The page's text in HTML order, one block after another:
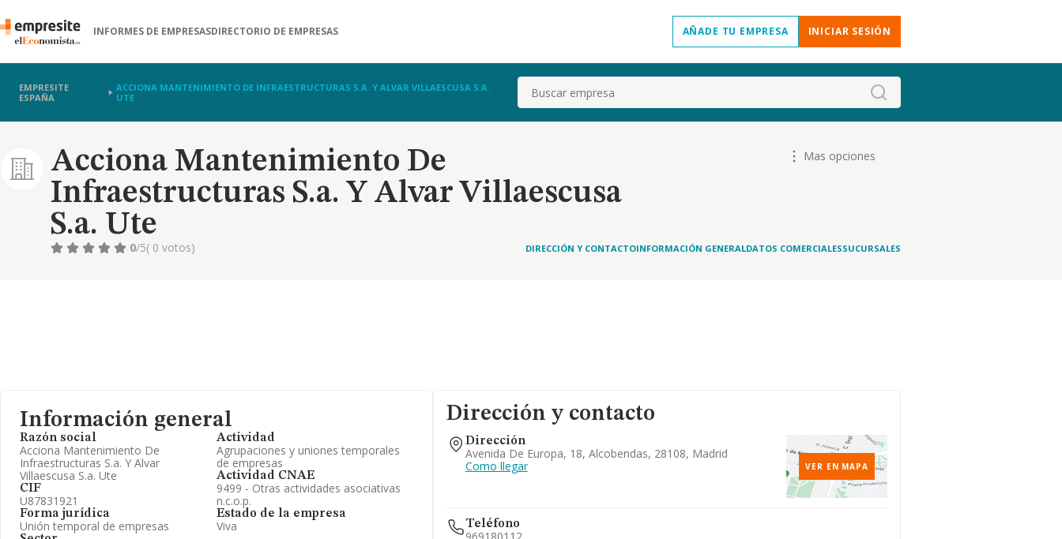
INFORMES DE EMPRESASDIRECTORIO DE EMPRESAS AÑADE TU EMPRESA INICIAR SESIÓN
EMPRESITE
ESPAÑA
ACCIONA MANTENIMIENTO DE INFRAESTRUCTURAS S.A. Y ALVAR VILLAESCUSA S.A.
UTE
Buscar
Acciona Mantenimiento De
Infraestructuras S.a. Y Alvar Villaescusa
S.a. Ute
Mas opciones
0/5( 0 votos) DIRECCIÓN Y CONTACTOINFORMACIÓN GENERALDATOS COMERCIALESSUCURSALES
Información general
Razón social
Acciona Mantenimiento De
Infraestructuras S.a. Y Alvar
Villaescusa S.a. Ute
CIF
U87831921
Forma jurídica
Unión temporal de empresas
Actividad
Agrupaciones y uniones temporales
de empresas
Actividad CNAE
9499 - Otras actividades asociativas
n.c.o.p.
Estado de la empresa
Viva
Dirección y contacto
Dirección
Avenida De Europa, 18, Alcobendas, 28108, Madrid
Como llegar
VER EN MAPA
Teléfono